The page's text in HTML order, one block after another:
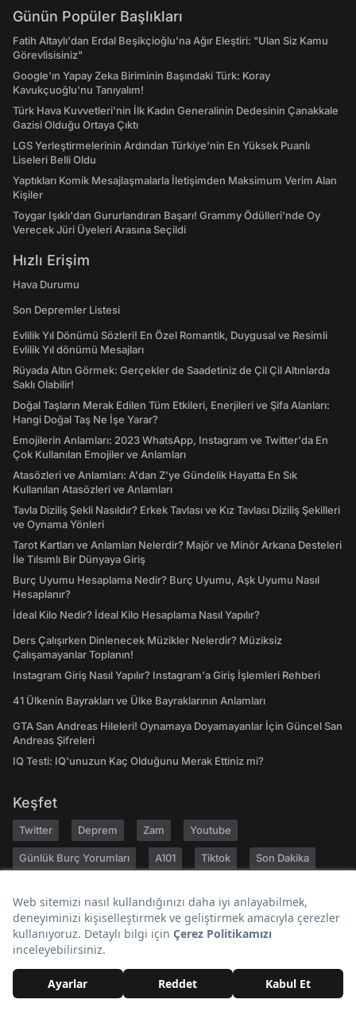
Günün Popüler Başlıkları
Fatih Altaylı'dan Erdal Beşikçioğlu'na Ağır Eleştiri: "Ulan Siz Kamu
Görevlisisiniz"
Google'ın Yapay Zeka Biriminin Başındaki Türk: Koray
Kavukçuoğlu'nu Tanıyalım!
Türk Hava Kuvvetleri'nin İlk Kadın Generalinin Dedesinin Çanakkale
Gazisi Olduğu Ortaya Çıktı
LGS Yerleştirmelerinin Ardından Türkiye'nin En Yüksek Puanlı
Liseleri Belli Oldu
Yaptıkları Komik Mesajlaşmalarla İletişimden Maksimum Verim Alan
Kişiler
Toygar Işıklı'dan Gururlandıran Başarı! Grammy Ödülleri'nde Oy
Verecek Jüri Üyeleri Arasına Seçildi
Hızlı Erişim
Hava Durumu
Son Depremler Listesi
Evlilik Yıl Dönümü Sözleri! En Özel Romantik, Duygusal ve Resimli
Evlilik Yıl dönümü Mesajları
Rüyada Altın Görmek: Gerçekler de Saadetiniz de Çil Çil Altınlarda
Saklı Olabilir!
Doğal Taşların Merak Edilen Tüm Etkileri, Enerjileri ve Şifa Alanları:
Hangi Doğal Taş Ne İşe Yarar?
Emojilerin Anlamları: 2023 WhatsApp, Instagram ve Twitter'da En
Çok Kullanılan Emojiler ve Anlamları
Atasözleri ve Anlamları: A'dan Z'ye Gündelik Hayatta En Sık
Kullanılan Atasözleri ve Anlamları
Tavla Diziliş Şekli Nasıldır? Erkek Tavlası ve Kız Tavlası Diziliş Şekilleri
ve Oynama Yönleri
Tarot Kartları ve Anlamları Nelerdir? Majör ve Minör Arkana Desteleri
İle Tılsımlı Bir Dünyaya Giriş
Burç Uyumu Hesaplama Nedir? Burç Uyumu, Aşk Uyumu Nasıl
Hesaplanır?
İdeal Kilo Nedir? İdeal Kilo Hesaplama Nasıl Yapılır?
Ders Çalışırken Dinlenecek Müzikler Nelerdir? Müziksiz
Çalışamayanlar Toplanın!
Instagram Giriş Nasıl Yapılır? Instagram'a Giriş İşlemleri Rehberi
41 Ülkenin Bayrakları ve Ülke Bayraklarının Anlamları
GTA San Andreas Hileleri! Oynamaya Doyamayanlar İçin Güncel San
Andreas Şifreleri
IQ Testi: IQ'unuzun Kaç Olduğunu Merak Ettiniz mi?
Keşfet
Twitter Deprem Zam Youtube
Günlük Burç Yorumları A101 Tiktok Son Dakika
Hakkımızda
Gizlilik Politikası
Topluluk Kuralları
Kariyer
Yayın İlkeleri
Künye